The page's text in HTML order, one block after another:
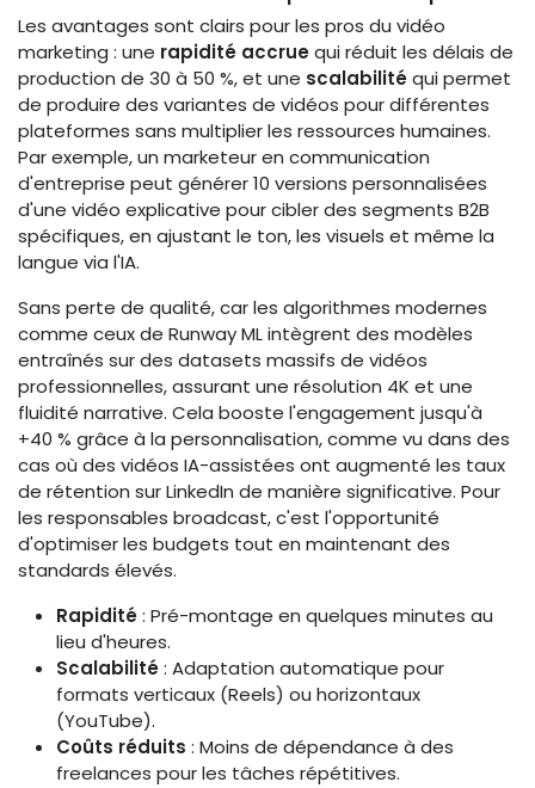
Les avantages sont clairs pour les pros du vidéo
marketing : une rapidité accruequi réduit les délais de
production de 30 à 50 %, et une scalabilitéqui permet
de produire des variantes de vidéos pour différentes
plateformes sans multiplier les ressources humaines.
Par exemple, un marketeur en communication
d'entreprise peut générer 10 versions personnalisées
d'une vidéo explicative pour cibler des segments B2B
spécifiques, en ajustant le ton, les visuels et même la
langue via l'IA.
Sans perte de qualité, car les algorithmes modernes
comme ceux de Runway ML intègrent des modèles
entraînés sur des datasets massifs de vidéos
professionnelles, assurant une résolution 4K et une
fluidité narrative. Cela booste l'engagement jusqu'à
+40 % grâce à la personnalisation, comme vu dans des
cas où des vidéos IA-assistées ont augmenté les taux
de rétention sur LinkedIn de manière significative. Pour
les responsables broadcast, c'est l'opportunité
d'optimiser les budgets tout en maintenant des
standards élevés.
Rapidité: Pré-montage en quelques minutes au
lieu d'heures.
Scalabilité: Adaptation automatique pour
formats verticaux (Reels) ou horizontaux
(YouTube).
Coûts réduits : Moins de dépendance à des
freelances pour les tâches répétitives.